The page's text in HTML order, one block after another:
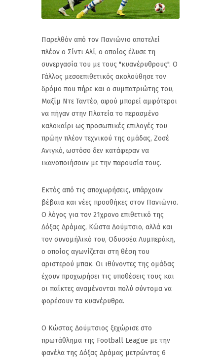
Παρελθόν από τον Πανιώνιο αποτελεί
πλέον ο Σίντι Αλί, ο οποίος έλυσε τη
συνεργασία του με τους "κυανέρυθρους". Ο
Γάλλος μεσοεπιθετικός ακολούθησε τον
δρόμο που πήρε και ο συμπατριώτης του,
Μαξίμ Ντε Ταντέο, αφού μπορεί αμφότεροι
να πήγαν στην Πλατεία το περασμένο
καλοκαίρι ως προσωπικές επιλογές του
πρώην πλέον τεχνικού της ομάδας, Ζοσέ
Ανιγκό, ωστόσο δεν κατάφεραν να
ικανοποιήσουν με την παρουσία τους.
Εκτός από τις αποχωρήσεις, υπάρχουν
βέβαια και νέες προσθήκες στον Πανιώνιο.
Ο λόγος για τον 21χρονο επιθετικό της
Δόξας Δράμας, Κώστα Δούμτσιο, αλλά και
τον συνομήλικό του, Οδυσσέα Λυμπεράκη,
ο οποίος αγωνίζεται στη θέση του
αριστερού μπακ. Οι ιθύνοντες της ομάδας
έχουν προχωρήσει τις υποθέσεις τους και
οι παίκτες αναμένονται πολύ σύντομα να
φορέσουν τα κυανέρυθρα.
Ο Κώστας Δούμτσιος ξεχώρισε στο
πρωτάθλημα της Football League με την
φανέλα της Δόξας Δράμας μετρώντας 6